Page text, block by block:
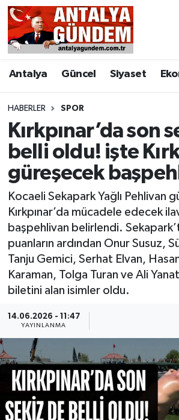
Antalya Güncel Siyaset
HABERLER SPOR
Kırkpınar’da son
belli oldu! işte
güreşecek
Kocaeli Sekapark Yağlı Pehlivan
Kırkpınar’da mücadele edecek
başpehlivan belirlendi.
puanların ardından Onur Susuz,
Tanju Gemici, Serhat Elvan,
Karaman, Tolga Turan ve Ali
biletini alan isimler oldu.
14.06.2026 - 11:47
YAYINLANMA
Antalya
Asayiş
Bilim & Teknoloji
Bölge
EĞİTİM
Ekonomi
Genel
Görüntülü Haber
Güncel
Kültür & Sanat
Magazin
Resmi İlan
Sağlık & Yaşam
Antalya Nöbetçi Eczaneler
Antalya Hava Durumu
Antalya Namaz Vakitleri
Antalya Trafik Yoğunluk
Süper Lig Puan Durumu ve
Tüm Manşetler
Son Dakika Haberleri
Haber Arşivi